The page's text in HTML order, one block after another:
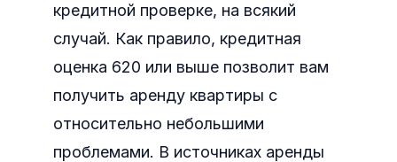
кредитной проверке, на всякий
случай. Как правило, кредитная
оценка 620 или выше позволит вам
получить аренду квартиры с
относительно небольшими
проблемами. В источниках аренды